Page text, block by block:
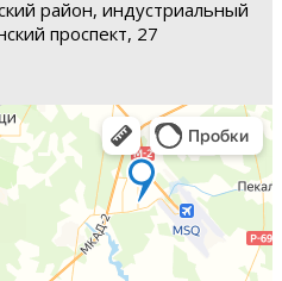
район, индустриальный
проспект, 27